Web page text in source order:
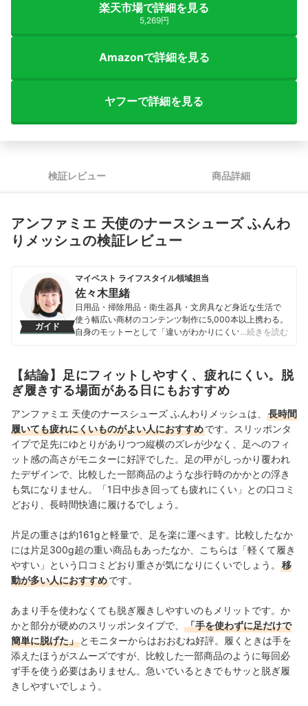
楽天市場で詳細を見る
5,269円
Amazonで詳細を見る
ヤフーで詳細を見る
検証レビュー 商品詳細
アンファミエ 天使のナースシューズ ふんわ
りメッシュの検証レビュー
ガイド
マイベスト ライフスタイル領域担当
佐々木里緒
日用品・掃除用品・衛生器具・文房具など身近な生活で
使う幅広い商材のコンテンツ制作に5,000本以上携わる。
自身のモットーとして「違いがわかりにくい商材だから
佐々木里緒のプロフィール
…続きを読む
【結論】足にフィットしやすく、疲れにくい。脱
ぎ履きする場面がある日にもおすすめ
アンファミエ 天使のナースシューズ ふんわりメッシュは、
長時間
履いても疲れにくいものがよい人におすすめです。スリッポンタ
イプで足先にゆとりがありつつ縦横のズレが少なく、足へのフィ
ット感の高さがモニターに好評でした。足の甲がしっかり覆われ
たデザインで、比較した一部商品のような歩行時のかかとの浮き
も気になりません。
「1日中歩き回っても疲れにくい」との口コミ
どおり、長時間快適に履けるでしょう。
片足の重さは約161gと軽量で、足を楽に運べます。比較したなか
には片足300g超の重い商品もあったなか、こちらは「軽くて履き
やすい」という口コミどおり重さが気になりにくいでしょう。
移
動が多い人におすすめです。
あまり手を使わなくても脱ぎ履きしやすいのもメリットです。か
かと部分が硬めのスリッポンタイプで、
「手を使わずに足だけで
簡単に脱げた」 とモニターからはおおむね好評。履くときは手を
添えたほうがスムーズですが、比較した一部商品のように毎回必
ず手を使う必要はありません。急いでいるときでもサッと脱ぎ履
きしやすいでしょう。